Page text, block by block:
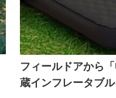
フィールドアから
蔵インフレータブ